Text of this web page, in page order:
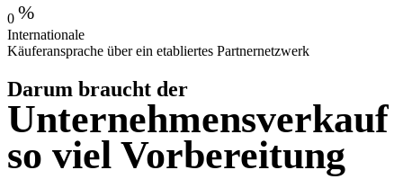
0 %
Internationale
Käuferansprache über ein etabliertes Partnernetzwerk
Darum braucht der
Unternehme­nsverkauf
so viel Vorbereitung